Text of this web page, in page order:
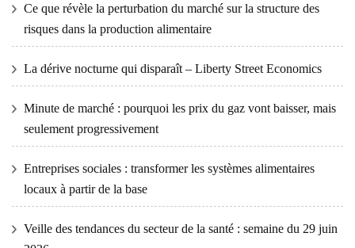
Ce que révèle la perturbation du marché sur la structure des
risques dans la production alimentaire
La dérive nocturne qui disparaît – Liberty Street Economics
Minute de marché : pourquoi les prix du gaz vont baisser, mais
seulement progressivement
Entreprises sociales : transformer les systèmes alimentaires
locaux à partir de la base
Veille des tendances du secteur de la santé : semaine du 29 juin